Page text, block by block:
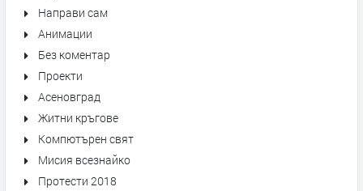
Направи сам
Анимации
Без коментар
Проекти
Асеновград
Житни кръгове
Компютърен свят
Мисия всезнайко
Протести 2018